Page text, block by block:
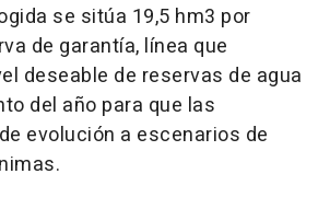
se sitúa 19,5 hm3 por
de garantía, línea que
deseable de reservas de agua
del año para que las
evolución a escenarios de